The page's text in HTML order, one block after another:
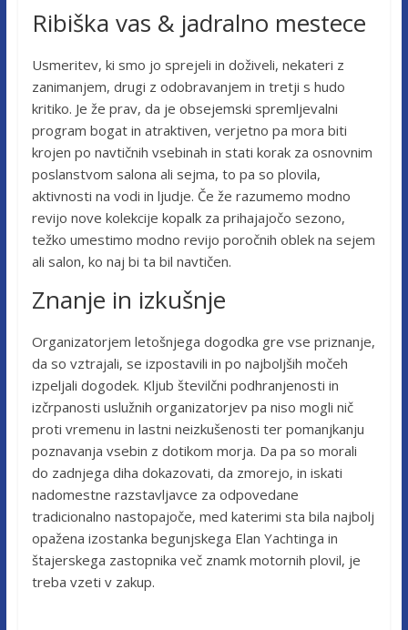
Ribiška vas & jadralno mestece
Usmeritev, ki smo jo sprejeli in doživeli, nekateri z
zanimanjem, drugi z odobravanjem in tretji s hudo
kritiko. Je že prav, da je obsejemski spremljevalni
program bogat in atraktiven, verjetno pa mora biti
krojen po navtičnih vsebinah in stati korak za osnovnim
poslanstvom salona ali sejma, to pa so plovila,
aktivnosti na vodi in ljudje. Če že razumemo modno
revijo nove kolekcije kopalk za prihajajočo sezono,
težko umestimo modno revijo poročnih oblek na sejem
ali salon, ko naj bi ta bil navtičen.
Znanje in izkušnje
Organizatorjem letošnjega dogodka gre vse priznanje,
da so vztrajali, se izpostavili in po najboljših močeh
izpeljali dogodek. Kljub številčni podhranjenosti in
izčrpanosti uslužnih organizatorjev pa niso mogli nič
proti vremenu in lastni neizkušenosti ter pomanjkanju
poznavanja vsebin z dotikom morja. Da pa so morali
do zadnjega diha dokazovati, da zmorejo, in iskati
nadomestne razstavljavce za odpovedane
tradicionalno nastopajoče, med katerimi sta bila najbolj
opažena izostanka begunjskega Elan Yachtinga in
štajerskega zastopnika več znamk motornih plovil, je
treba vzeti v zakup.